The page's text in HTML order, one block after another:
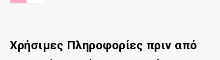
Χρήσιμες Πληροφορίες πριν από